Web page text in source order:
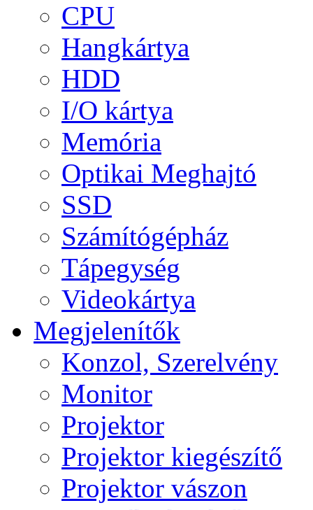
CPU
Hangkártya
HDD
I/O kártya
Memória
Optikai Meghajtó
SSD
Számítógépház
Tápegység
Videokártya
Megjelenítők
Konzol, Szerelvény
Monitor
Projektor
Projektor kiegészítő
Projektor vászon